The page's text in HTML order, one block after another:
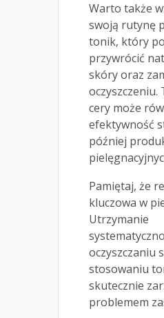
Warto także
swoją rutynę
tonik, który
przywrócić
skóry oraz
oczyszczeniu.
cery może
efektywność
później
Pamiętaj, że
kluczowa w
Utrzymanie
oczyszczaniu
stosowaniu
skutecznie
problemem